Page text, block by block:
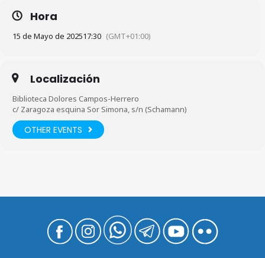
Hora
15 de Mayo de 202517:30 (GMT+01:00)
Localización
Biblioteca Dolores Campos-Herrero
c/ Zaragoza esquina Sor Simona, s/n (Schamann)
OTHER EVENTS